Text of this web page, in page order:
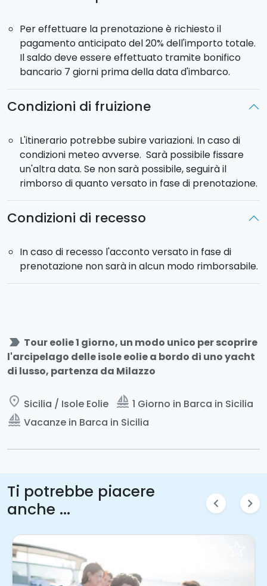
impossibile non tuffarsi. Rientro a Portorosa previsto
Lo yacht sarà avostro uso esclusivo.
Skipper:incluso.
Partenza:imbarco previsto dal Marina Yachting di
Portorosa alle ore 10:00.Rientroalle ore 19:00.
bordo.
Per effettuare la prenotazione è richiesto il
pagamento anticipato del 20% dell'importo totale.
Il saldo deve essere effettuato tramite bonifico
bancario 7 giorni prima della data d'imbarco.
Condizioni di fruizione
L'itinerario potrebbe subire variazioni. In caso di
condizioni meteo avverse. Sarà possibile fissare
un'altra data. Se non sarà possibile, seguirà il
rimborso di quanto versato in fase di prenotazione.
Condizioni di recesso
In caso di recesso l'acconto versato in fase di
prenotazione non sarà in alcun modo rimborsabile.
label_important Tour eolie 1 giorno, un modo unico per scoprire
l'arcipelago delle isole eolie a bordo di uno yacht
di lusso, partenza da Milazzo
place Sicilia / Isole Eolie sailing 1 Giorno in Barca in Sicilia
sailing Vacanze in Barca in Sicilia
Ti potrebbe piacere
anche ...
chevron_left chevron_right